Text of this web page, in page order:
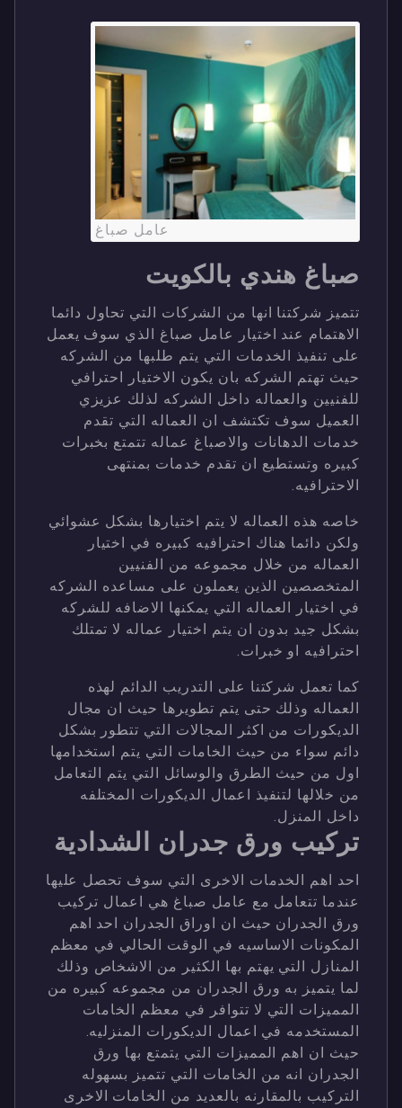
عامل صباغ
صباغ هندي بالكويت
تتميز شركتنا انها من الشركات التي تحاول دائما
الاهتمام عند اختيار عامل صباغ الذي سوف يعمل
على تنفيذ الخدمات التي يتم طلبها من الشركه
حيث تهتم الشركه بان يكون الاختيار احترافي
للفنيين والعماله داخل الشركه لذلك عزيزي
العميل سوف تكتشف ان العماله التي تقدم
خدمات الدهانات والاصباغ عماله تتمتع بخبرات
كبيره وتستطيع ان تقدم خدمات بمنتهى
الاحترافيه.
خاصه هذه العماله لا يتم اختيارها بشكل عشوائي
ولكن دائما هناك احترافيه كبيره في اختيار
العماله من خلال مجموعه من الفنيين
المتخصصين الذين يعملون على مساعده الشركه
في اختيار العماله التي يمكنها الاضافه للشركه
بشكل جيد بدون ان يتم اختيار عماله لا تمتلك
احترافيه او خبرات.
كما تعمل شركتنا على التدريب الدائم لهذه
العماله وذلك حتى يتم تطويرها حيث ان مجال
الديكورات من اكثر المجالات التي تتطور بشكل
دائم سواء من حيث الخامات التي يتم استخدامها
اول من حيث الطرق والوسائل التي يتم التعامل
من خلالها لتنفيذ اعمال الديكورات المختلفه
داخل المنزل.
تركيب ورق جدران الشدادية
احد اهم الخدمات الاخرى التي سوف تحصل عليها
عندما تتعامل مع عامل صباغ هي اعمال تركيب
ورق الجدران حيث ان اوراق الجدران احد اهم
المكونات الاساسيه في الوقت الحالي في معظم
المنازل التي يهتم بها الكثير من الاشخاص وذلك
لما يتميز به ورق الجدران من مجموعه كبيره من
المميزات التي لا تتوافر في معظم الخامات
المستخدمه في اعمال الديكورات المنزليه.
حيث ان اهم المميزات التي يتمتع بها ورق
الجدران انه من الخامات التي تتميز بسهوله
التركيب بالمقارنه بالعديد من الخامات الاخرى